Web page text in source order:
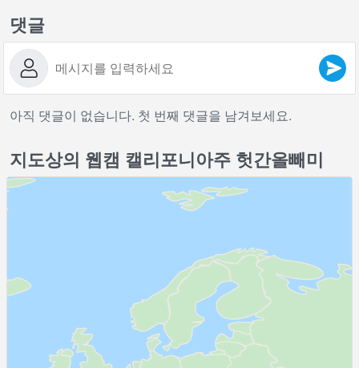
댓글
아직 댓글이 없습니다. 첫 번째 댓글을 남겨보세요.
지도상의 웹캠 캘리포니아주 헛간올빼미